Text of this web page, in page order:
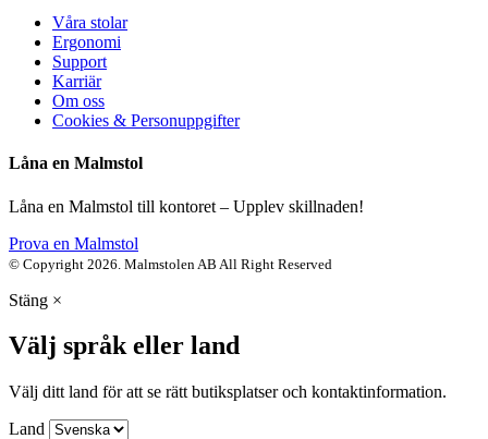
Våra stolar
Ergonomi
Support
Karriär
Om oss
Cookies & Personuppgifter
Låna en Malmstol
Låna en Malmstol till kontoret – Upplev skillnaden!
Prova en Malmstol
© Copyright 2026. Malmstolen AB All Right Reserved
Stäng ×
Välj språk eller land
Välj ditt land för att se rätt butiksplatser och kontaktinformation.
Land